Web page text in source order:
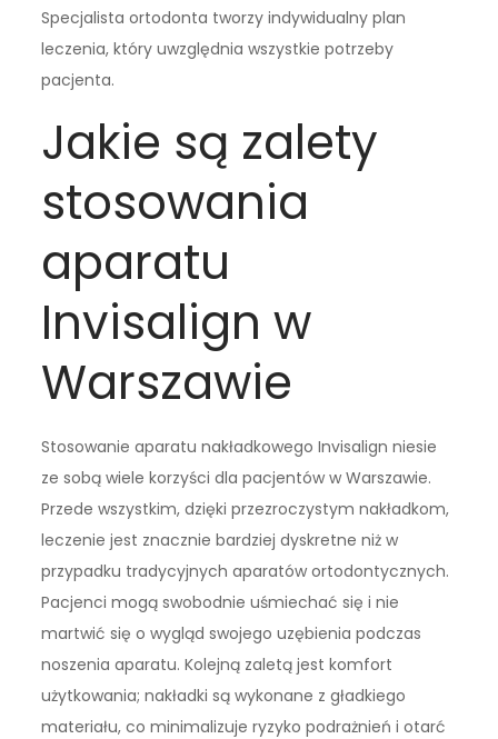
Specjalista ortodonta tworzy indywidualny plan
leczenia, który uwzględnia wszystkie potrzeby
pacjenta.
Jakie są zalety
stosowania
aparatu
Invisalign w
Warszawie
Stosowanie aparatu nakładkowego Invisalign niesie
ze sobą wiele korzyści dla pacjentów w Warszawie.
Przede wszystkim, dzięki przezroczystym nakładkom,
leczenie jest znacznie bardziej dyskretne niż w
przypadku tradycyjnych aparatów ortodontycznych.
Pacjenci mogą swobodnie uśmiechać się i nie
martwić się o wygląd swojego uzębienia podczas
noszenia aparatu. Kolejną zaletą jest komfort
użytkowania; nakładki są wykonane z gładkiego
materiału, co minimalizuje ryzyko podrażnień i otarć